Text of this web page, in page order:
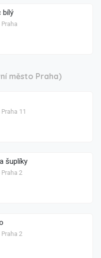
bílý
město Praha)
11
šuplíky
2
2